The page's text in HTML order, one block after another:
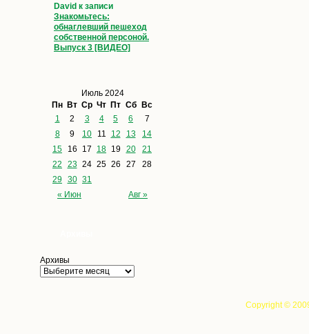
David к записи
Знакомьтесь:
обнаглевший пешеход
собственной персоной.
Выпуск 3 [ВИДЕО]
Июль 2024
Пн Вт Ср Чт Пт Сб Вс
« Июн Авг »
1 2 3 4 5 6
7
8
9 10 11 12 13
14
15
16 17 18 19 20
21
22
23 24 25 26 27
28
29 30 31
Архивы
Copyright ©